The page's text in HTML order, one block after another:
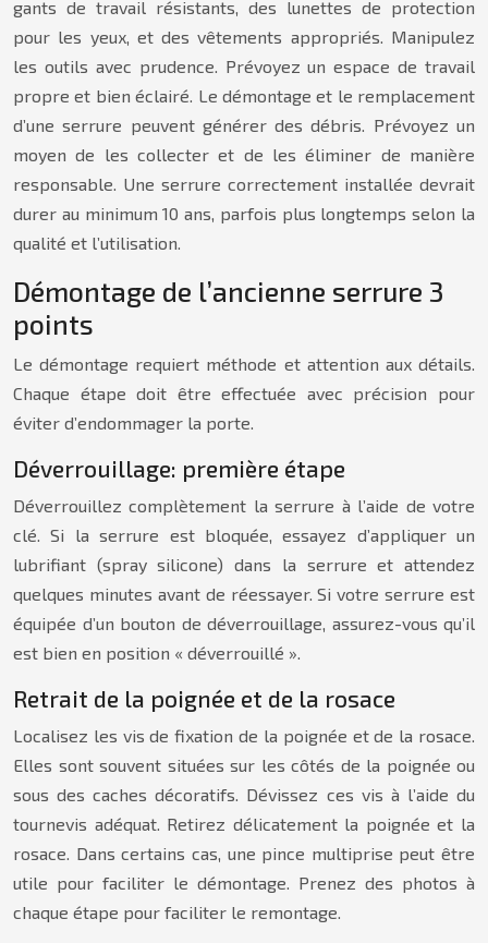
gants de travail résistants, des lunettes de protection
pour les yeux, et des vêtements appropriés. Manipulez
les outils avec prudence. Prévoyez un espace de travail
propre et bien éclairé. Le démontage et le remplacement
d’une serrure peuvent générer des débris. Prévoyez un
moyen de les collecter et de les éliminer de manière
responsable. Une serrure correctement installée devrait
durer au minimum 10 ans, parfois plus longtemps selon la
qualité et l’utilisation.
Démontage de l’ancienne serrure 3
points
Le démontage requiert méthode et attention aux détails.
Chaque étape doit être effectuée avec précision pour
éviter d’endommager la porte.
Déverrouillage: première étape
Déverrouillez complètement la serrure à l’aide de votre
clé. Si la serrure est bloquée, essayez d’appliquer un
lubrifiant (spray silicone) dans la serrure et attendez
quelques minutes avant de réessayer. Si votre serrure est
équipée d’un bouton de déverrouillage, assurez-vous qu’il
est bien en position « déverrouillé ».
Retrait de la poignée et de la rosace
Localisez les vis de fixation de la poignée et de la rosace.
Elles sont souvent situées sur les côtés de la poignée ou
sous des caches décoratifs. Dévissez ces vis à l’aide du
tournevis adéquat. Retirez délicatement la poignée et la
rosace. Dans certains cas, une pince multiprise peut être
utile pour faciliter le démontage. Prenez des photos à
chaque étape pour faciliter le remontage.